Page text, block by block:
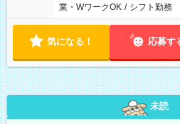
業・WワークOK / シフト勤務
気になる！ 応募す
未読